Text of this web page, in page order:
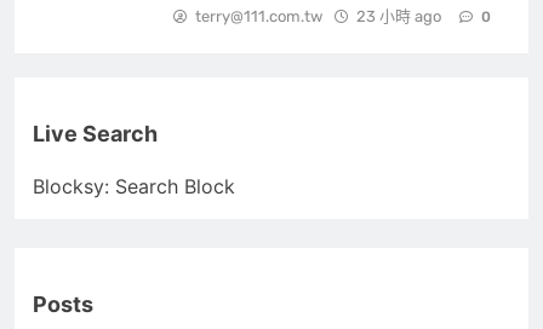
terry@111.com.tw 23 小時 ago 0
Live Search
Blocksy: Search Block
Posts